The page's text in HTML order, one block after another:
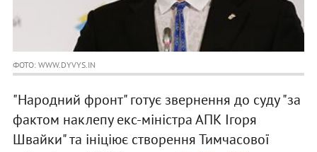
ФОТО: WWW.DYVYS.IN
"Народний фронт" готує звернення до суду "за
фактом наклепу екс-міністра АПК Ігоря
Швайки" та ініціює створення Тимчасової